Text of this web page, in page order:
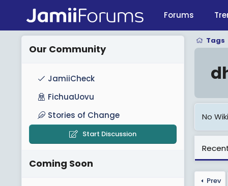
Forums
Tags
No
Prev
Our Community
JamiiCheck
FichuaUovu
Stories of Change
Start Discussion
Coming Soon